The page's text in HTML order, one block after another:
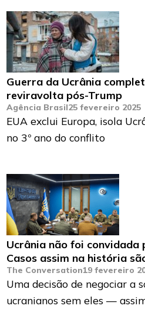
Guerra da Ucrânia
reviravolta pós-Trump
Agência Brasil25 fevereiro 2025
EUA exclui Europa, isola
no 3º ano do conflito
Ucrânia não foi convidada
Casos assim na história
The Conversation19 fevereiro
Uma decisão de negociar a
ucranianos sem eles —